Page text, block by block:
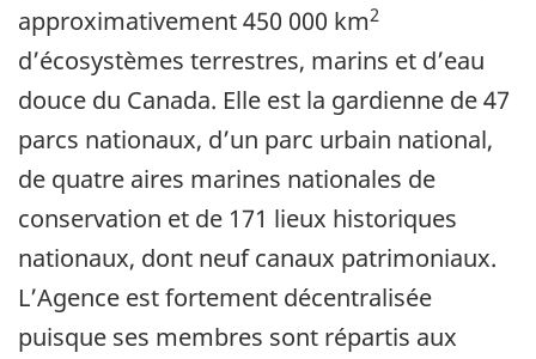
approximativement 450 000 km2
d’écosystèmes terrestres, marins et d’eau
douce du Canada. Elle est la gardienne de 47
parcs nationaux, d’un parc urbain national,
de quatre aires marines nationales de
conservation et de 171 lieux historiques
nationaux, dont neuf canaux patrimoniaux.
L’Agence est fortement décentralisée
puisque ses membres sont répartis aux